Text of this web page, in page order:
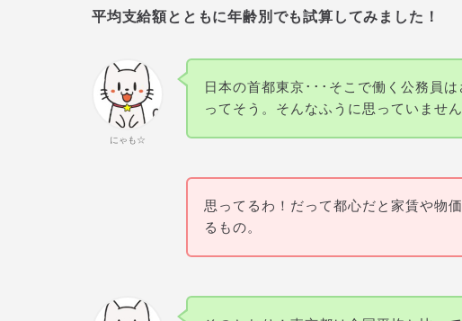
平均支給額とともに年齢別でも試算してみました！
にゃも☆
日本の首都東京･･･そこで働く公務員
ってそう。そんなふうに思っていません
思ってるわ！だって都心だと家賃や物
るもの。